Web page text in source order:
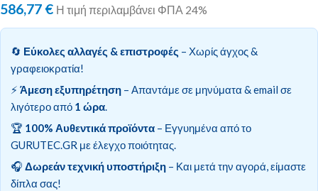
586,77 € Η τιμή περιλαμβάνει ΦΠΑ 24%
🔄 Εύκολες αλλαγές & επιστροφές – Χωρίς άγχος &
γραφειοκρατία!
⚡ Άμεση εξυπηρέτηση – Απαντάμε σε μηνύματα & email σε
λιγότερο από 1 ώρα.
🏆 100% Αυθεντικά προϊόντα – Εγγυημένα από το
GURUTEC.GR με έλεγχο ποιότητας.
🎧 Δωρεάν τεχνική υποστήριξη – Και μετά την αγορά, είμαστε
δίπλα σας!